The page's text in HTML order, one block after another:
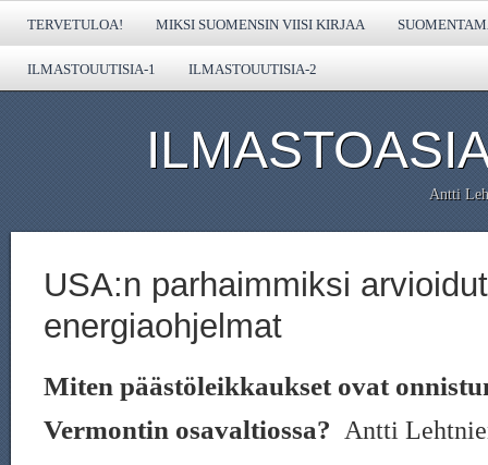
TERVETULOA! MIKSI SUOMENSIN VIISI KIRJAA
ILMASTOUUTISIA-1 ILMASTOUUTISIA-2
Antti
USA:n parhaimmiksi arvioidut
energiaohjelmat
Miten päästöleikkaukset ovat
Vermontin osavaltiossa?
Antti